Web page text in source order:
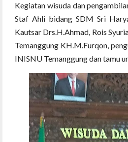
Kegiatan wisuda dan
Staf Ahli bidang SDM Sri
Kautsar Drs.H.Ahmad, Rois
Temanggung KH.M.Furqon,
INISNU Temanggung dan tamu